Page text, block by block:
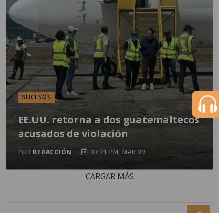
SUCESOS
EE.UU. retorna a dos guatemaltecos
acusados de violación
POR REDACCIÓN 03:21 PM, MAR 09
CARGAR MÁS